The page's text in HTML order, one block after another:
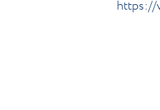
https://